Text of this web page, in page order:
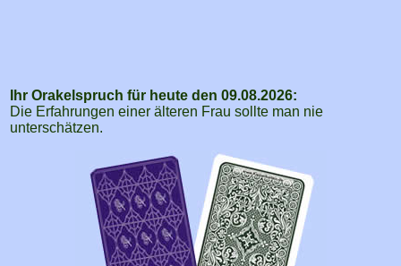
Ihr Orakelspruch für heute den 09.08.2026:
Die Erfahrungen einer älteren Frau sollte man nie
unterschätzen.